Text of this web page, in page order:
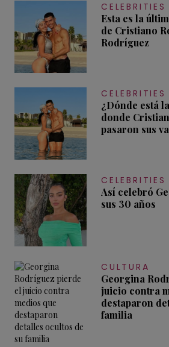
CELEBRITIES
Esta es la
de Cristiano
Rodríguez
CELEBRITIES
¿Dónde está
donde
pasaron sus
CELEBRITIES
Así celebró
sus 30 años
CULTURA
Georgina
juicio contra
destaparon
familia